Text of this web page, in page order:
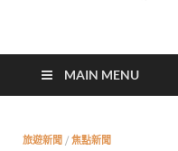
太陽網
MAIN MENU
旅遊新聞 / 焦點新聞